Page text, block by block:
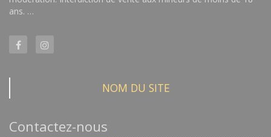
ans. …
NOM DU SITE
Contactez-nous